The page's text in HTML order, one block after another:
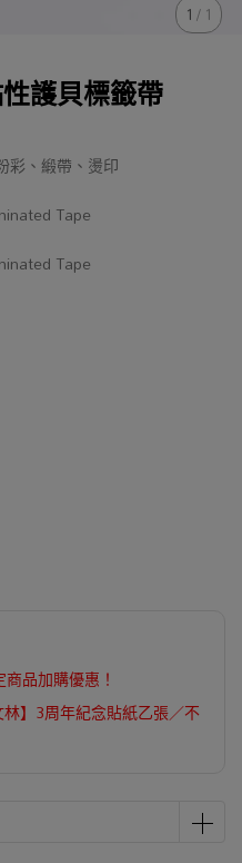
1/1
護貝標籤帶
彩、緞帶、燙印
Tape
Tape
品加購優惠！
】3周年紀念貼紙乙張／不